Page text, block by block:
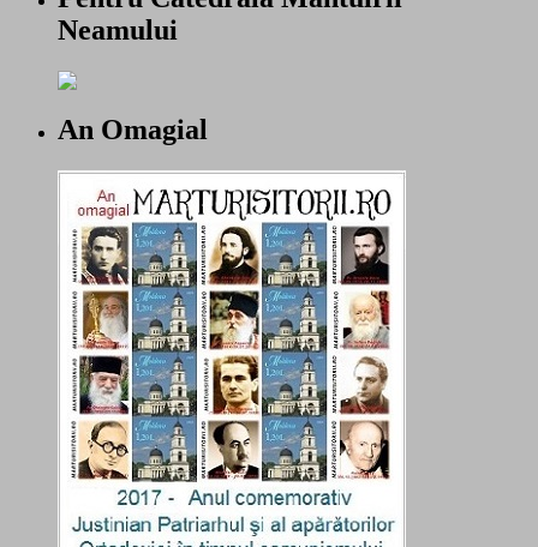
Neamului
An Omagial